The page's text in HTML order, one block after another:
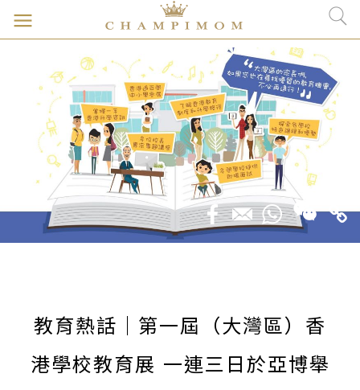
教育熱話｜第一屆（大灣區）香
港學校教育展 一連三日於亞博舉